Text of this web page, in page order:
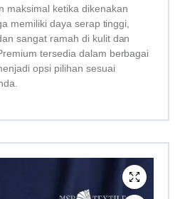
maksimal ketika dikenakan
memiliki daya serap tinggi,
sangat ramah di kulit dan
tersedia dalam berbagai
opsi pilihan sesuai